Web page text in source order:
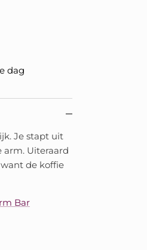
dag
Je stapt uit
arm. Uiteraard
de koffie
Bar